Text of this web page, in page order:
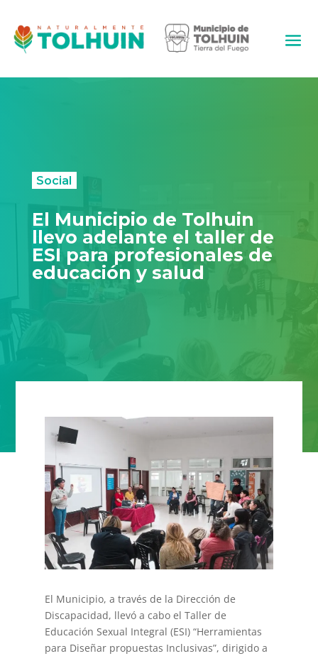
Social
El Municipio de Tolhuin
llevo adelante el taller de
ESI para profesionales de
educación y salud
El Municipio, a través de la Dirección de
Discapacidad, llevó a cabo el Taller de
Educación Sexual Integral (ESI) “Herramientas
para Diseñar propuestas Inclusivas”, dirigido a